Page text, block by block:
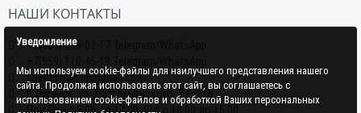
НАШИ КОНТАКТЫ
+7(959) 509-02-17 Telegram/WhatsApp
specclimat.lg@gmail.com
г. Луганск, ул. Даргомыжского, 2-Е/216
Пон-Птн с 9:00 до 17:00; Суб с 10:00 до 15:00
Уведомление
Мы используем cookie-файлы для наилучшего представления нашего
сайта. Продолжая использовать этот сайт, вы соглашаетесь с
использованием cookie-файлов и обработкой Ваших персональных